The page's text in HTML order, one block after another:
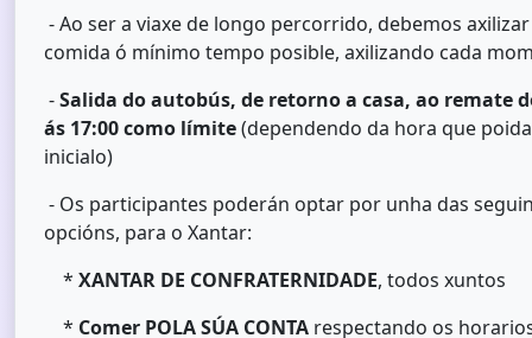
- Ao ser a viaxe de longo percorrido, debemos
comida ó mínimo tempo posible, axilizando cada
-Salida do autobús, de retorno a casa, ao remate
ás 17:00 como límite(dependendo da hora que
inicialo)
- Os participantes poderán optar por unha das
opcións, para o Xantar:
* XANTAR DE CONFRATERNIDADE, todos xuntos
* Comer POLA SÚA CONTA respectando os